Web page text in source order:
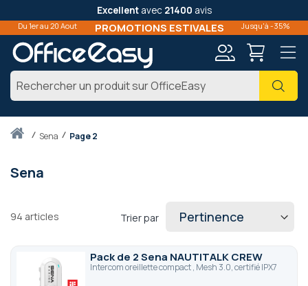
Excellentavec 21400 avis
Du 1er au 20 Aout PROMOTIONS ESTIVALES Jusqu'à -35%
Accueilsena Page 2
Sena
94 articles Trier par
Pack de 2 Sena NAUTITALK CREW
Intercom oreillette compact , Mesh 3.0, certifié IPX7